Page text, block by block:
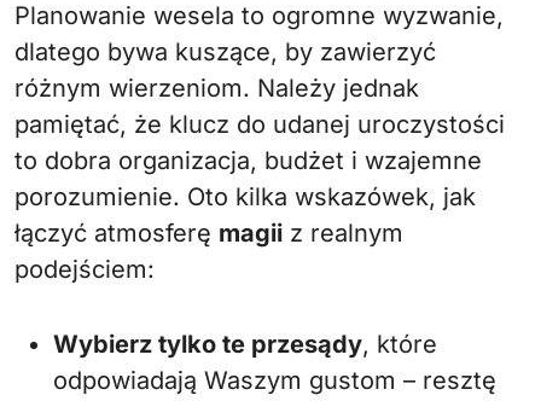
Planowanie wesela to ogromne wyzwanie,
dlatego bywa kuszące, by zawierzyć
różnym wierzeniom. Należy jednak
pamiętać, że klucz do udanej uroczystości
to dobra organizacja, budżet i wzajemne
porozumienie. Oto kilka wskazówek, jak
łączyć atmosferę magii z realnym
podejściem:
Wybierz tylko te przesądy, które
odpowiadają Waszym gustom – resztę